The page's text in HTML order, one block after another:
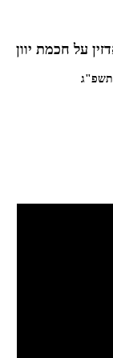
על חכמת יוון
תשפ"ג